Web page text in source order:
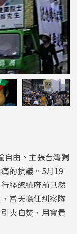
自由、主張台灣獨
的抗議。 5月19
經總統府前已然
當天擔任糾察隊
火自焚，用寶貴